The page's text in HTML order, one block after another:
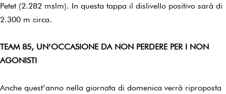
Petet (2.282 mslm). In questa tappa il dislivello positivo sarà di
2.300 m circa.
TEAM 85, UN’OCCASIONE DA NON PERDERE PER I NON
AGONISTI
Anche quest’anno nella giornata di domenica verrà riproposta